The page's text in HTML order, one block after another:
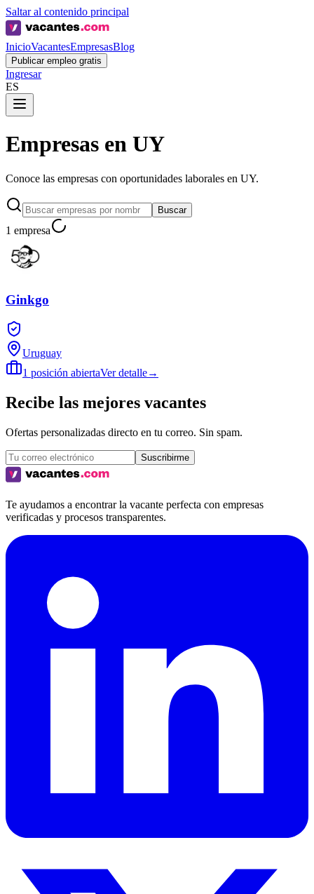
Saltar al contenido principal
InicioVacantesEmpresasBlog
Publicar empleo gratis
Ingresar
ES
Empresas en UY
Conoce las empresas con oportunidades laborales en UY.
Buscar
1 empresa
Ginkgo
Uruguay
1 posición abiertaVer detalle→
Recibe las mejores vacantes
Ofertas personalizadas directo en tu correo. Sin spam.
Suscribirme
Te ayudamos a encontrar la vacante perfecta con empresas
verificadas y procesos transparentes.